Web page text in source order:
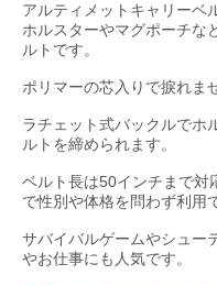
アルティメットキャリーベ
ホルスターやマグポーチな
ルトです。
ポリマーの芯入りで捩れま
ラチェット式バックルでホ
ルトを締められます。
ベルト長は50インチまで対
で性別や体格を問わず利用
サバイバルゲームやシュー
やお仕事にも人気です。